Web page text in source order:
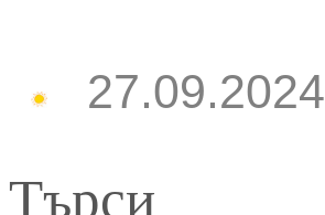
27.09.2024
Търси